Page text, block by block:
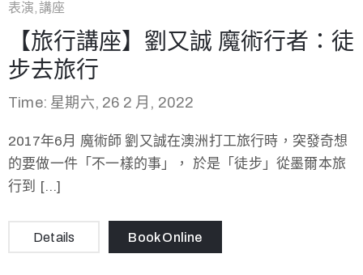
表演,講座
【旅行講座】劉又誠 魔術行者：徒
步去旅行
Time: 星期六, 26 2 月, 2022
2017年6月 魔術師 劉又誠在澳洲打工旅行時，突發奇想
的要做一件「不一樣的事」， 於是「徒步」從墨爾本旅
行到 […]
Details Book Online